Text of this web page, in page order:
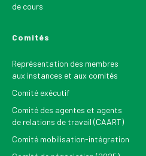
de cours
Comités
Représentation des membres
aux instances et aux comités
Comité exécutif
Comité des agentes et agents
de relations de travail (CAART)
Comité mobilisation-intégration